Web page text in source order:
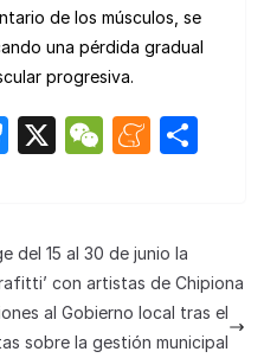
de los músculos, se
una pérdida gradual
progresiva.
Bl
s
k
y
X
W
h
at
M
e
a
m
ar
tir
del 15 al 30 de junio la
con artistas de Chipiona
al Gobierno local tras el
sobre la gestión municipal